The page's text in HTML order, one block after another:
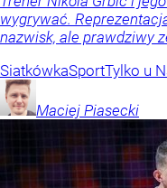
wygrywać.
nazwisk, ale prawdziwy
SiatkówkaSportTylko u
Maciej Piasecki